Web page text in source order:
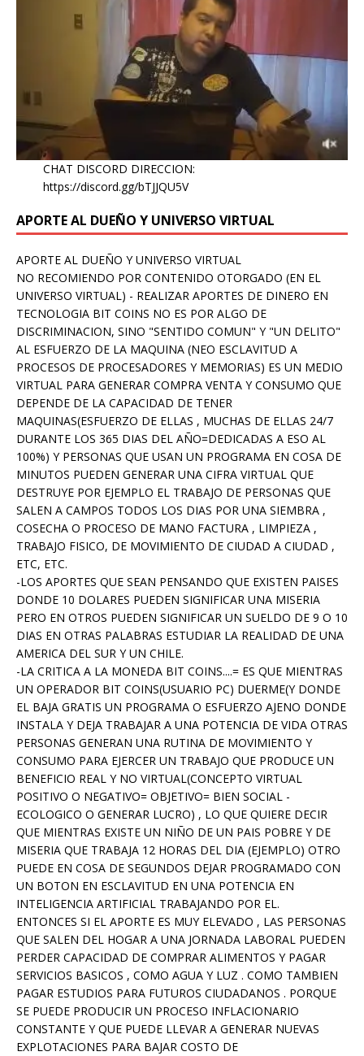
CHAT DISCORD DIRECCION:
https://discord.gg/bTJJQU5V
APORTE AL DUEÑO Y UNIVERSO VIRTUAL
APORTE AL DUEÑO Y UNIVERSO VIRTUAL
NO RECOMIENDO POR CONTENIDO OTORGADO (EN EL
UNIVERSO VIRTUAL) - REALIZAR APORTES DE DINERO EN
TECNOLOGIA BIT COINS NO ES POR ALGO DE
DISCRIMINACION, SINO "SENTIDO COMUN" Y "UN DELITO"
AL ESFUERZO DE LA MAQUINA (NEO ESCLAVITUD A
PROCESOS DE PROCESADORES Y MEMORIAS) ES UN MEDIO
VIRTUAL PARA GENERAR COMPRA VENTA Y CONSUMO QUE
DEPENDE DE LA CAPACIDAD DE TENER
MAQUINAS(ESFUERZO DE ELLAS , MUCHAS DE ELLAS 24/7
DURANTE LOS 365 DIAS DEL AÑO=DEDICADAS A ESO AL
100%) Y PERSONAS QUE USAN UN PROGRAMA EN COSA DE
MINUTOS PUEDEN GENERAR UNA CIFRA VIRTUAL QUE
DESTRUYE POR EJEMPLO EL TRABAJO DE PERSONAS QUE
SALEN A CAMPOS TODOS LOS DIAS POR UNA SIEMBRA ,
COSECHA O PROCESO DE MANO FACTURA , LIMPIEZA ,
TRABAJO FISICO, DE MOVIMIENTO DE CIUDAD A CIUDAD ,
ETC, ETC.
-LOS APORTES QUE SEAN PENSANDO QUE EXISTEN PAISES
DONDE 10 DOLARES PUEDEN SIGNIFICAR UNA MISERIA
PERO EN OTROS PUEDEN SIGNIFICAR UN SUELDO DE 9 O 10
DIAS EN OTRAS PALABRAS ESTUDIAR LA REALIDAD DE UNA
AMERICA DEL SUR Y UN CHILE.
-LA CRITICA A LA MONEDA BIT COINS....= ES QUE MIENTRAS
UN OPERADOR BIT COINS(USUARIO PC) DUERME(Y DONDE
EL BAJA GRATIS UN PROGRAMA O ESFUERZO AJENO DONDE
INSTALA Y DEJA TRABAJAR A UNA POTENCIA DE VIDA OTRAS
PERSONAS GENERAN UNA RUTINA DE MOVIMIENTO Y
CONSUMO PARA EJERCER UN TRABAJO QUE PRODUCE UN
BENEFICIO REAL Y NO VIRTUAL(CONCEPTO VIRTUAL
POSITIVO O NEGATIVO= OBJETIVO= BIEN SOCIAL -
ECOLOGICO O GENERAR LUCRO) , LO QUE QUIERE DECIR
QUE MIENTRAS EXISTE UN NIÑO DE UN PAIS POBRE Y DE
MISERIA QUE TRABAJA 12 HORAS DEL DIA (EJEMPLO) OTRO
PUEDE EN COSA DE SEGUNDOS DEJAR PROGRAMADO CON
UN BOTON EN ESCLAVITUD EN UNA POTENCIA EN
INTELIGENCIA ARTIFICIAL TRABAJANDO POR EL.
ENTONCES SI EL APORTE ES MUY ELEVADO , LAS PERSONAS
QUE SALEN DEL HOGAR A UNA JORNADA LABORAL PUEDEN
PERDER CAPACIDAD DE COMPRAR ALIMENTOS Y PAGAR
SERVICIOS BASICOS , COMO AGUA Y LUZ . COMO TAMBIEN
PAGAR ESTUDIOS PARA FUTUROS CIUDADANOS . PORQUE
SE PUEDE PRODUCIR UN PROCESO INFLACIONARIO
CONSTANTE Y QUE PUEDE LLEVAR A GENERAR NUEVAS
EXPLOTACIONES PARA BAJAR COSTO DE